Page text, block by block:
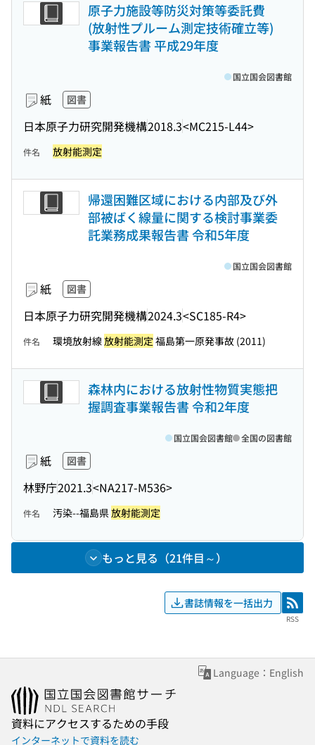
原子力施設等防災対策等委託費
(放射性プルーム測定技術確立等)
事業報告書 平成29年度
紙 図書
日本原子力研究開発機構2018.3<MC215-L44>
国立国会図書館
件名 放射能測定
帰還困難区域における内部及び外
部被ばく線量に関する検討事業委
託業務成果報告書 令和5年度
紙 図書
日本原子力研究開発機構2024.3<SC185-R4>
国立国会図書館
件名 環境放射線放射能測定 福島第一原発事故 (2011)
森林内における放射性物質実態把
握調査事業報告書 令和2年度
紙 図書
林野庁2021.3<NA217-M536>
国立国会図書館 全国の図書館
件名 汚染--福島県放射能測定
もっと見る（21件目～）
書誌情報を一括出力 RSS
RSS
Language：English
資料にアクセスするための手段
インターネットで資料を読む